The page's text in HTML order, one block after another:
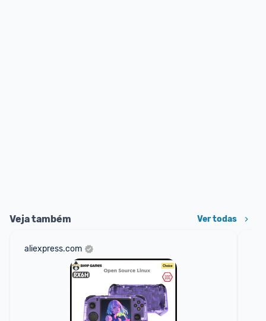
Veja também Ver todas
aliexpress.com